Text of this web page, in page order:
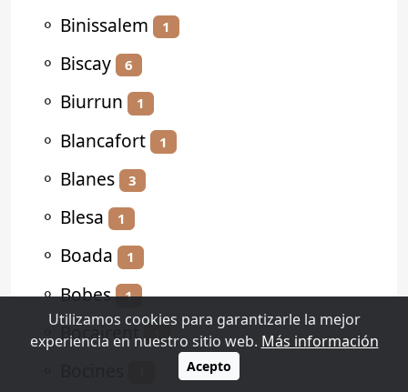
⚬ Binissalem 1
⚬ Biscay 6
⚬ Biurrun 1
⚬ Blancafort 1
⚬ Blanes 3
⚬ Blesa 1
⚬ Boada 1
⚬Bobes 1
⚬Bocairent
Utilizamos cookies para garantizarle la mejor
experiencia en nuestro sitio web. Más información
Acepto